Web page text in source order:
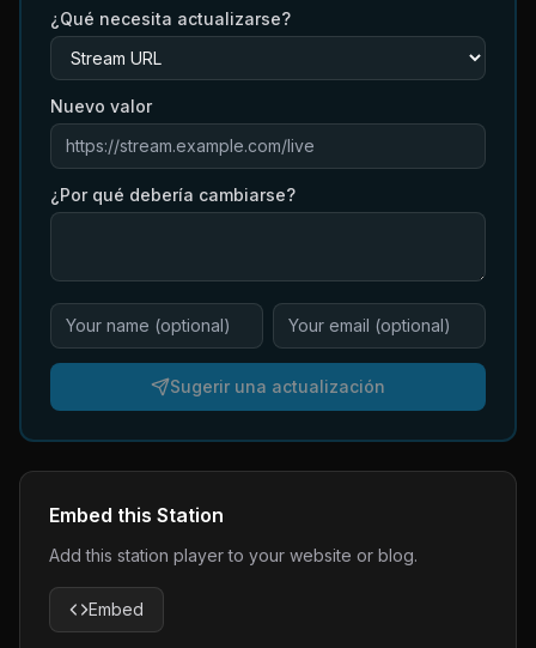
¿Qué necesita actualizarse?
Nuevo valor
¿Por qué debería cambiarse?
Sugerir una actualización
Embed this Station
Add this station player to your website or blog.
Embed